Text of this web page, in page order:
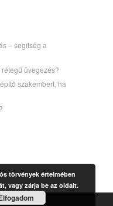
– segítség a
üvegezés?
szakembert, ha
törvények értelmében
vagy zárja be az oldalt.